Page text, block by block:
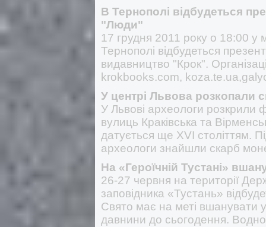
В Тернополі відбудеться
"Люди"
17 грудня 2011 року о 18:00 у
Тернополі відбудеться
видавництво "Крок".
krokbooks.com,
У центрі Львова розкопали
У Львові археологи розкрили
вулиць Краківська та
датується ще XVI століттям.
археологи знайшли скарб
На «Героїчній Тустані»
26-27 червня на території
заповідника «Тустань»
Свято має на меті вшанувати
давнини до сьогодення.